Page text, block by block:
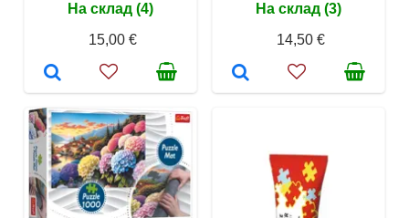
На склад (4)
15,00 €
На склад (3)
14,50 €